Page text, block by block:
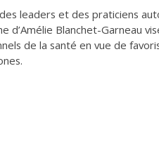
leaders et des praticiens
Blanchet-Garneau
de la santé en vue de